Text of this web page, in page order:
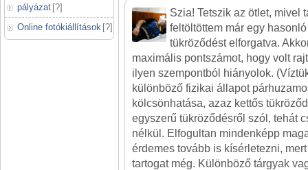
pályázat [?]
Online fotókiállítások [?]
Szia! Tetszik az ötlet, mivel
feltöltöttem már egy
tükröződést elforgatva.
maximális pontszámot, hogy volt
ilyen szempontból hiányolok.
különböző fizikai állapot
kölcsönhatása, azaz kettős
egyszerű tükröződésről szól, tehát
nélkül. Elfogultan mindenképp
érdemes tovább is kísérletezni,
tartogat még. Különböző tárgyak